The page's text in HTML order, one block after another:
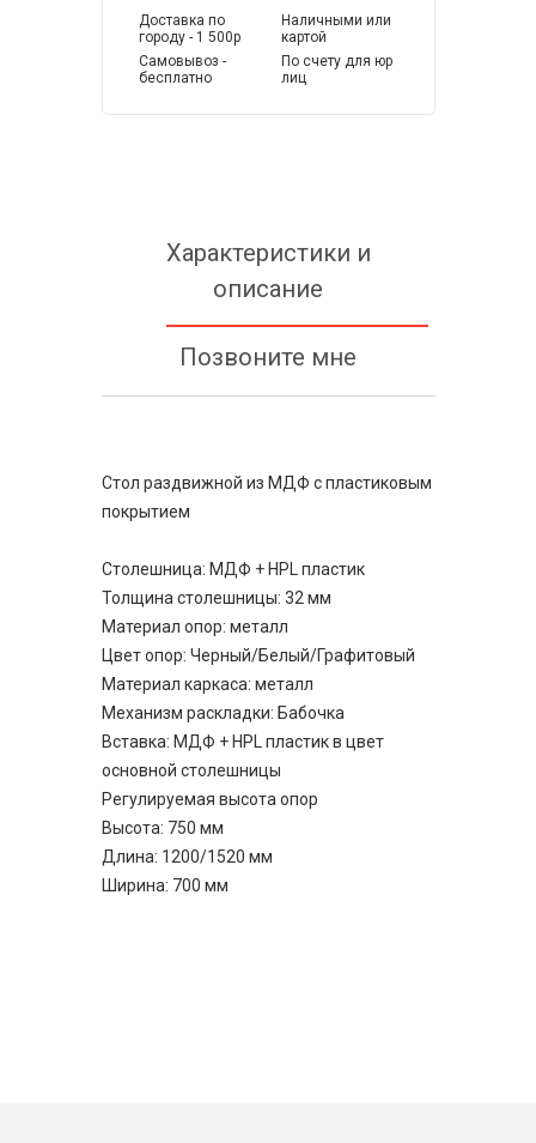
Доставка по
городу - 1 500р
Самовывоз -
бесплатно
Наличными или
картой
По счету для юр
лиц
Характеристики и
описание
Позвоните мне
Стол раздвижной из МДФ с пластиковым
покрытием
Столешница: МДФ + HPL пластик
Толщина столешницы: 32 мм
Материал опор: металл
Цвет опор: Черный/Белый/Графитовый
Материал каркаса: металл
Механизм раскладки: Бабочка
Вставка: МДФ + HPL пластик в цвет
основной столешницы
Регулируемая высота опор
Высота: 750 мм
Длина: 1200/1520 мм
Ширина: 700 мм